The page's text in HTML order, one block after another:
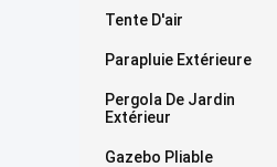
Tente D'air
Parapluie Extérieure
Pergola De Jardin
Extérieur
Gazebo Pliable